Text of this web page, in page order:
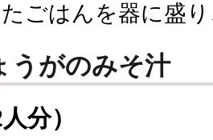
ごはんを器に盛
うがのみそ汁
分）